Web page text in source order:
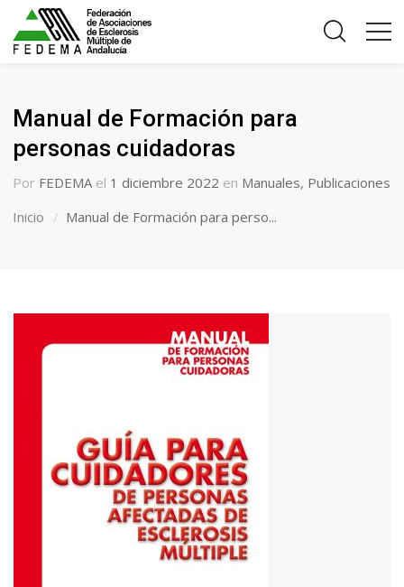
Manual de Formación para
personas cuidadoras
Por FEDEMA el 1 diciembre 2022 en Manuales, Publicaciones
Inicio
Manual de Formación para perso...